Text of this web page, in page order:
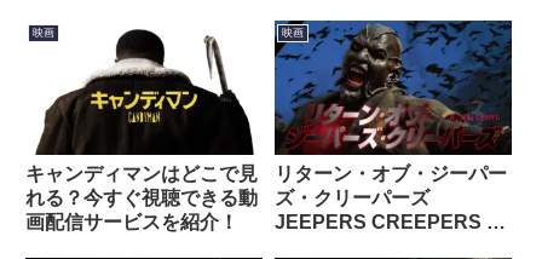
映画
キャンディマンはどこで見
れる？今すぐ視聴できる動
画配信サービスを紹介！
映画
リターン・オブ・ジーパー
ズ・クリーパーズ
JEEPERS CREEPERS 3